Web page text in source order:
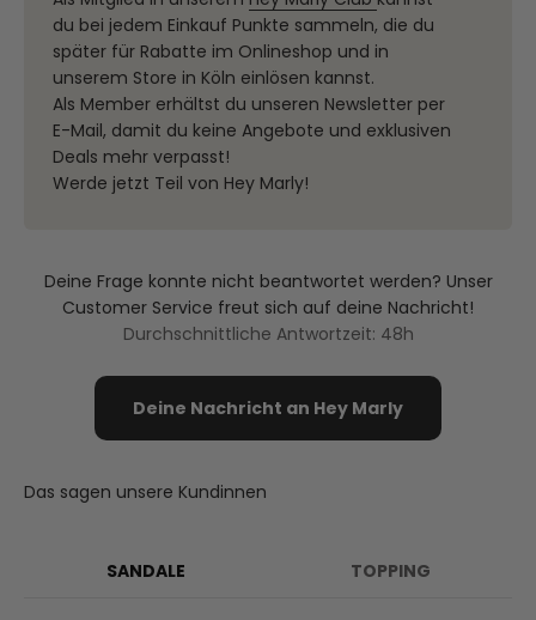
du bei jedem Einkauf Punkte sammeln, die du
später für Rabatte im Onlineshop und in
unserem Store in Köln einlösen kannst.
Als Member erhältst du unseren Newsletter per
E-Mail, damit du keine Angebote und exklusiven
Deals mehr verpasst!
Werde jetzt Teil von Hey Marly!
Deine Frage konnte nicht beantwortet werden? Unser
Customer Service freut sich auf deine Nachricht!
Durchschnittliche Antwortzeit: 48h
Deine Nachricht an Hey Marly
Das sagen unsere Kundinnen
SANDALE TOPPING